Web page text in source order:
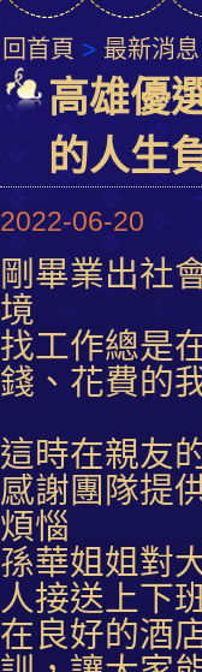
回首頁 > 最新消息
高雄優
的人生
2022-06-20
剛畢業出社
境
找工作總是
錢、花費的
這時在親友
感謝團隊提
煩惱
孫華姐姐對
人接送上下
在良好的酒